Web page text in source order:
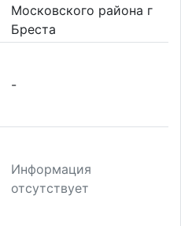
Московского района г
Бреста
-
Информация
отсутствует